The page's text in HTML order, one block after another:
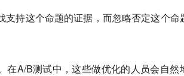
持这个命题的证据，而忽略否定这个命
在A/B测试中，这些做优化的人员会自然